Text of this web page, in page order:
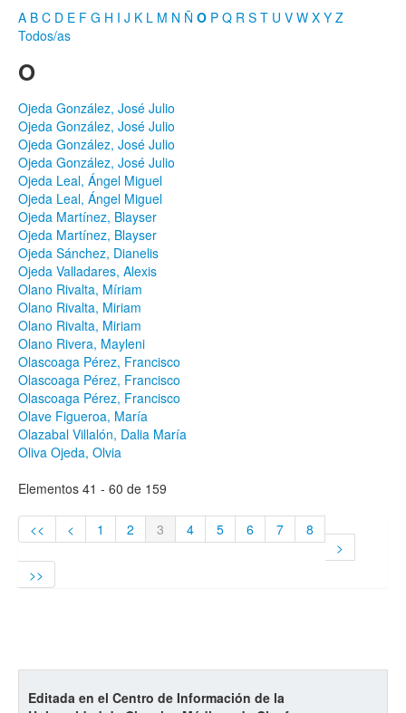
A B C D E F G H I J K L M N Ñ O P Q R S T U V W X Y Z
Todos/as
O
Ojeda González, José Julio
Ojeda González, José Julio
Ojeda González, José Julio
Ojeda González, José Julio
Ojeda Leal, Ángel Miguel
Ojeda Leal, Ángel Miguel
Ojeda Martínez, Blayser
Ojeda Martínez, Blayser
Ojeda Sánchez, Dianelis
Ojeda Valladares, Alexis
Olano Rivalta, Míriam
Olano Rivalta, Miriam
Olano Rivalta, Miriam
Olano Rivera, Mayleni
Olascoaga Pérez, Francisco
Olascoaga Pérez, Francisco
Olascoaga Pérez, Francisco
Olave Figueroa, María
Olazabal Villalón, Dalia María
Oliva Ojeda, Olvia
Elementos 41 - 60 de 159
<< < 1 2 3 4 5 6 7
8
>
>>
Editada en el Centro de Información de la